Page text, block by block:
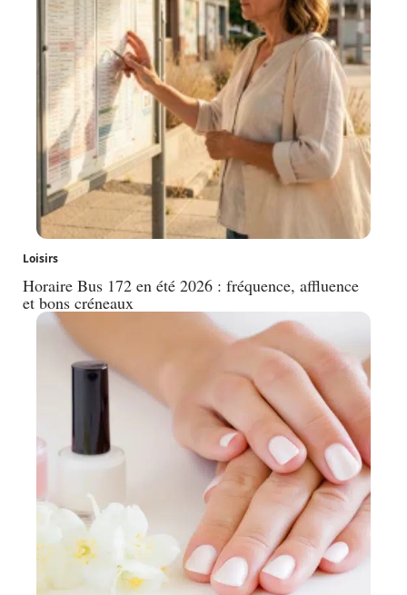
Loisirs
Horaire Bus 172 en été 2026 : fréquence, affluence
et bons créneaux